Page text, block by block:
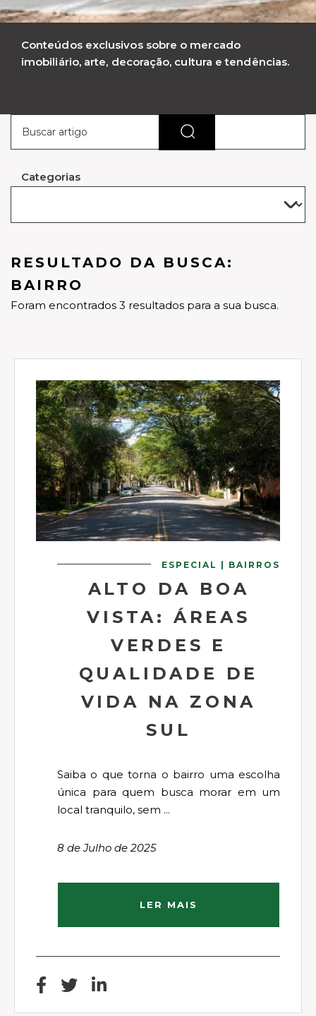
Conteúdos exclusivos sobre o mercado
imobiliário, arte, decoração, cultura e tendências.
Categorias
RESULTADO DA BUSCA:
BAIRRO
Foram encontrados 3 resultados para a sua busca.
ESPECIAL | BAIRROS
ALTO DA BOA
VISTA: ÁREAS
VERDES E
QUALIDADE DE
VIDA NA ZONA
SUL
Saiba o que torna o bairro uma escolha
única para quem busca morar em um
local tranquilo, sem ...
8 de Julho de 2025
LER MAIS